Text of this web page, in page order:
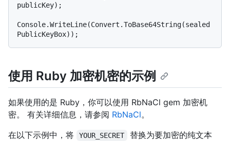
publicKey);
Console.WriteLine(Convert.ToBase64String(sealed
使用 Ruby 加密机密的示例
如果使用的是 Ruby，你可以使用 RbNaCl gem 加密机
密。 有关详细信息，请参阅 RbNaCl。
在以下示例中，将
YOUR_SECRET
替换为要加密的纯文本